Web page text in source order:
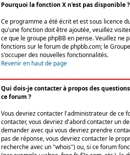
Pourquoi la fonction X n'est pas disponible ?
Ce programme a été écrit et est sous licence
qu'une fonction doit être ajoutée, veuillez
ce que le groupe phpBB en pense. Veuillez ne
fonctions sur le forum de phpbb.com; le
s'occuper des nouvelles fonctionnalités.
Revenir en haut de page
Qui dois-je contacter à propos des
ce forum ?
Vous devriez contacter l'administrateur de ce
contacter, vous devriez d'abord contacter un
demander avec qui vous devriez prendre
pas de réponse, vous devriez contacter le
recherche avec un "whois") ou, si ce forum